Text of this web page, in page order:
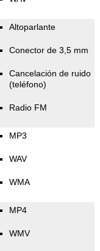
Altoparlante
Conector de 3,5 mm
Cancelación de ruido
(teléfono)
Radio FM
MP3
WAV
WMA
MP4
WMV